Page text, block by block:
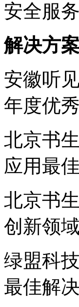
安全服
解决方
安徽听
年度优
北京书
应用最
北京书
创新领
绿盟科
最佳解